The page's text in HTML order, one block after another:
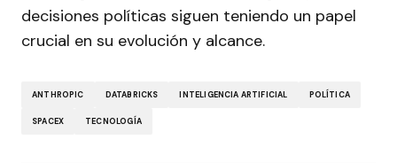
decisiones políticas siguen teniendo un papel
crucial en su evolución y alcance.
ANTHROPIC DATABRICKS INTELIGENCIA ARTIFICIAL POLÍTICA
SPACEX TECNOLOGÍA